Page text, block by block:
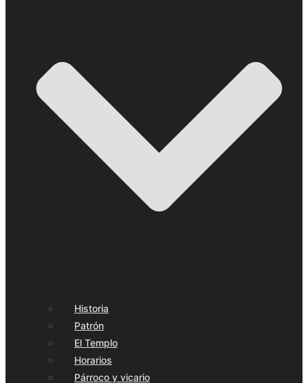
Historia
Patrón
El Templo
Horarios
Párroco y vicario